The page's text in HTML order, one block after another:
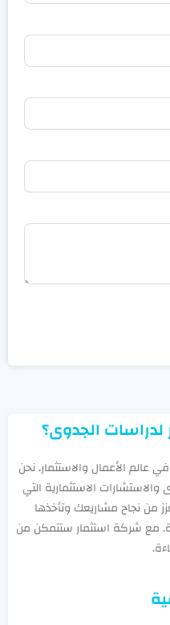
لدراسات الجدوى؟
عالم الأعمال والاستثمار. نحن
الاستثمارية التي
من نجاح مشاريعك وتأخذها
مع شركة استثمار ستتمكن من